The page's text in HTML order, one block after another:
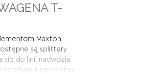
T-
Maxton
są splittery
do linii nadwozia.
estetykę na poziomie